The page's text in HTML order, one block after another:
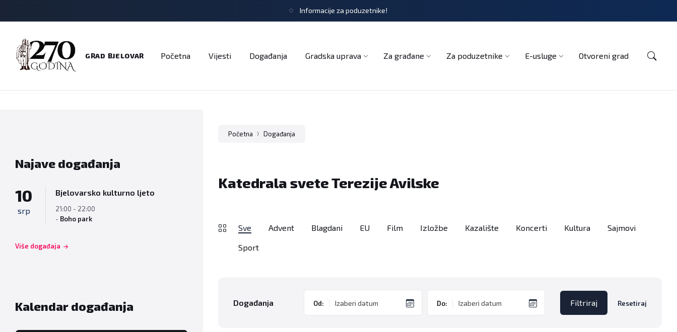
Informacije za poduzetnike!
GRAD BJELOVAR Početna Vijesti Događanja Gradska uprava Za građane Za poduzetnike E-usluge Otvoreni grad
Početna Događanja
Katedrala svete Terezije Avilske
Sve Advent Blagdani EU Film Izložbe Kazalište Koncerti Kultura Sajmovi
Sport
Događanja Od: Do: Filtriraj Resetiraj
Najave događanja
10
srp
Bjelovarsko kulturno ljeto
21:00 - 22:00
- Boho park
Više događaja
Kalendar događanja